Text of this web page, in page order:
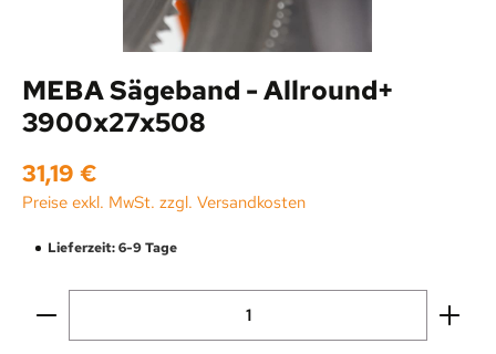
MEBA Sägeband - Allround+
3900x27x508
Regulärer Preis:
31,19 €
Preise exkl. MwSt. zzgl. Versandkosten
Lieferzeit: 6-9 Tage
Produkt Anzahl: Gib den gewünschten Wert ein